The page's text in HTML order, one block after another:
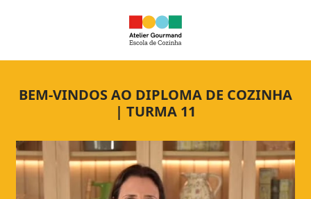
BEM-VINDOS AO DIPLOMA DE COZINHA
| TURMA 11